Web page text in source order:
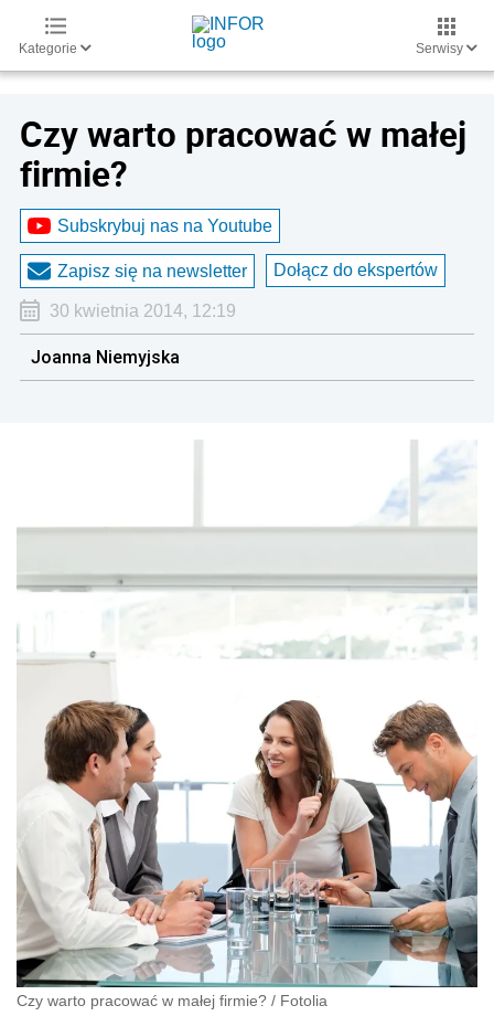
Kategorie Serwisy
Czy warto pracować w małej
firmie?
Subskrybuj nas na Youtube
Zapisz się na newsletter Dołącz do ekspertów
30 kwietnia 2014, 12:19
Joanna Niemyjska
Czy warto pracować w małej firmie? / Fotolia